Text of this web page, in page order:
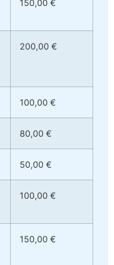
150,00 €
200,00 €
100,00 €
80,00 €
50,00 €
100,00 €
150,00 €